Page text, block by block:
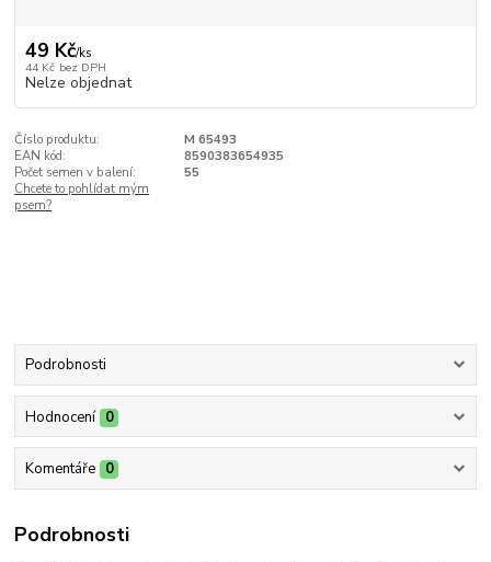
49 Kč/ks
44 Kč bez DPH
Nelze objednat
Číslo produktu:
M 65493
EAN kód:
8590383654935
Počet semen v balení:
55
Chcete to pohlídat mým
psem?
Podrobnosti
Hodnocení 0
Komentáře 0
Podrobnosti